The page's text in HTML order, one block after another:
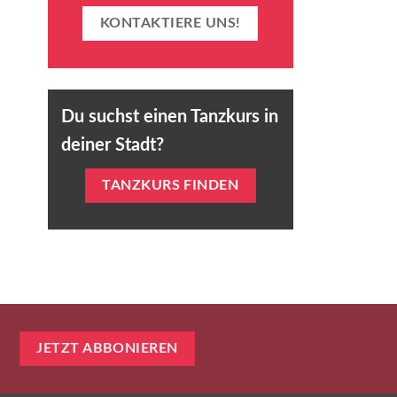
KONTAKTIERE UNS!
Du suchst einen Tanzkurs in
deiner Stadt?
TANZKURS FINDEN
JETZT ABBONIEREN